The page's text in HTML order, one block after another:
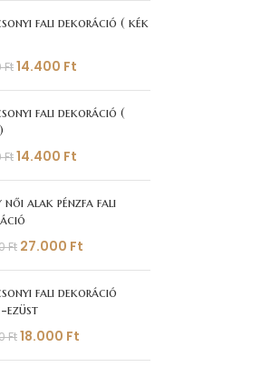
fali dekoráció ( kék
Ft14.400 Ft
fali dekoráció (
Ft14.400 Ft
női alak pénzfa fali
Ft 27.000 Ft
fali dekoráció
ezüst
Ft18.000 Ft